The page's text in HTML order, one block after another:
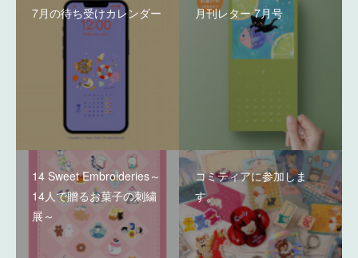
7月の待ち受けカレンダー 月刊レター 7月号
14 Sweet Embroideries～
14人で贈るお菓子の刺繍
展～
コミティアに参加しま
す。